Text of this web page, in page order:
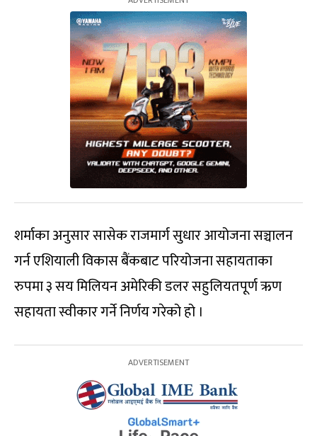
शर्माका अनुसार सासेक राजमार्ग सुधार आयोजना सञ्चालन
गर्न एशियाली विकास बैंकबाट परियोजना सहायताका
रुपमा ३ सय मिलियन अमेरिकी डलर सहुलियतपूर्ण ऋण
सहायता स्वीकार गर्ने निर्णय गरेको हो ।